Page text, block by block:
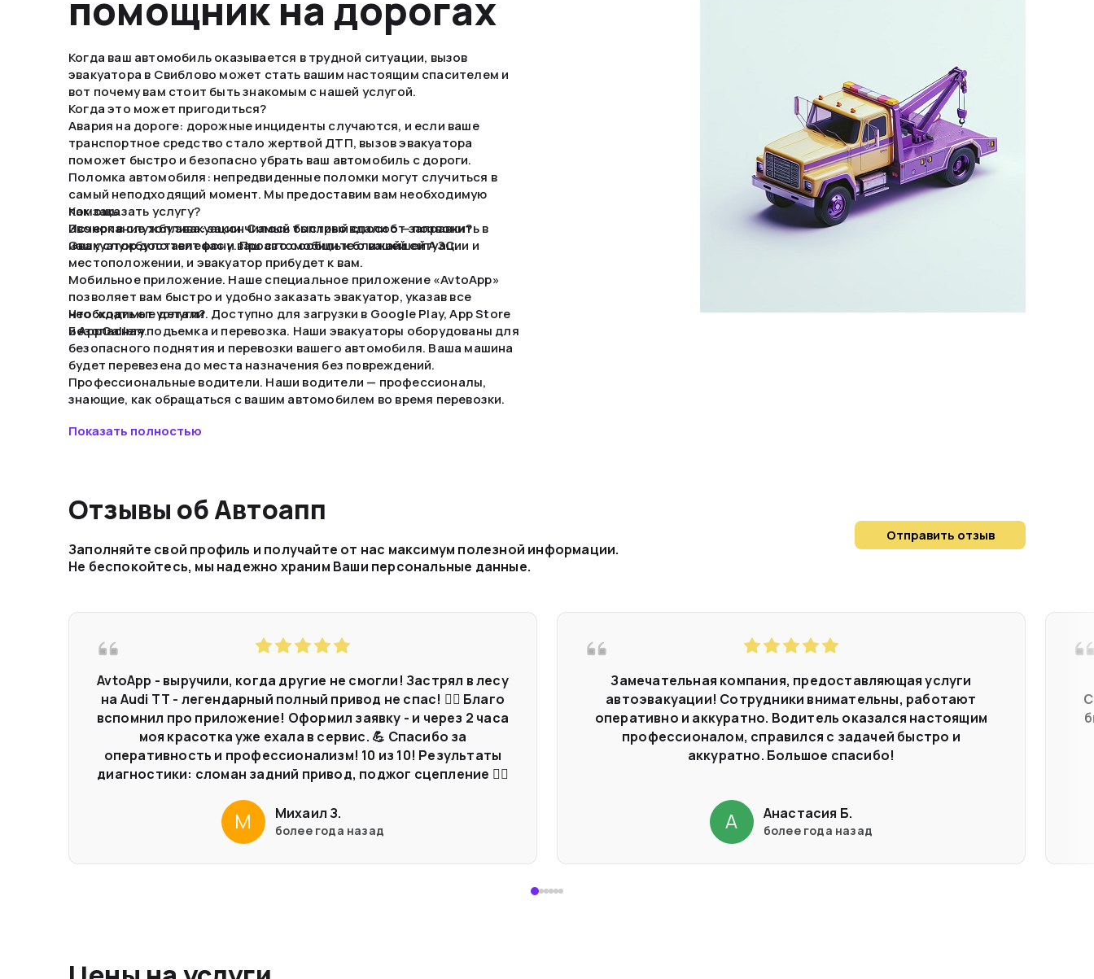
Когда ваш автомобиль оказывается в трудной ситуации, вызов
эвакуатора в Свиблово может стать вашим настоящим спасителем и
вот почему вам стоит быть знакомым с нашей услугой.
Когда это может пригодиться?
Авария на дороге: дорожные инциденты случаются, и если ваше
транспортное средство стало жертвой ДТП, вызов эвакуатора
поможет быстро и безопасно убрать ваш автомобиль с дороги.
Поломка автомобиля: непредвиденные поломки могут случиться в
самый неподходящий момент. Мы предоставим вам необходимую
помощь.
Исчерпание топлива: закончилось топливо вдали от заправки?
Эвакуатор доставит вас и ваш автомобиль к ближайшей АЗС.
Как заказать услугу?
Звонок в службу эвакуации. Самый быстрый способ — позвонить в
нашу службу по телефону. Просто сообщите о вашей ситуации и
местоположении, и эвакуатор прибудет к вам.
Мобильное приложение. Наше специальное приложение «AvtoApp»
позволяет вам быстро и удобно заказать эвакуатор, указав все
необходимые детали. Доступно для загрузки в Google Play, App Store
и AppGallery.
Что ждать от услуги?
Безопасная подъемка и перевозка. Наши эвакуаторы оборудованы для
безопасного поднятия и перевозки вашего автомобиля. Ваша машина
будет перевезена до места назначения без повреждений.
Профессиональные водители. Наши водители — профессионалы,
знающие, как обращаться с вашим автомобилем во время перевозки.
ваш автомобиль до ближайшего автосервиса.
Показать полностью
Отзывы об Автоапп
Заполняйте свой профиль и получайте от нас максимум полезной информации.
Не беспокойтесь, мы надежно храним Ваши персональные данные.
Отправить отзыв
AvtoApp - выручили, когда другие не смогли! Застрял в лесу
на Audi TT - легендарный полный привод не спас! 🤷‍♂️ Благо
вспомнил про приложение! Оформил заявку - и через 2 часа
моя красотка уже ехала в сервис. 💪 Спасибо за
оперативность и профессионализм! 10 из 10! Результаты
диагностики: сломан задний привод, поджог сцепление 🤦‍♂️
М Михаил З.
более года назад
Замечательная компания, предоставляющая услуги
автоэвакуации! Сотрудники внимательны, работают
оперативно и аккуратно. Водитель оказался настоящим
профессионалом, справился с задачей быстро и
аккуратно. Большое спасибо!
А Анастасия Б.
более года назад